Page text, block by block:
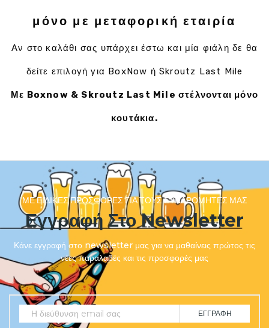
μόνο με μεταφορική εταιρία
Αν στο καλάθι σας υπάρχει έστω και μία φιάλη δε θα
δείτε επιλογή για BoxNow ή Skroutz Last Mile
Με Boxnow & Skroutz Last Mile στέλνονται μόνο
κουτάκια.
ΜΕ ΕΙΔΙΚΈΣ ΠΡΟΣΦΟΡΈΣ ΓΙΑ ΤΟΥΣ ΣΥΝΔΡΟΜΗΤΈΣ ΜΑΣ
Εγγραφή Στο Newsletter
Κάνε εγγραφή στο newsletter μας για να μαθαίνεις πρώτος τις
νέες παραλαβές και τις προσφορές μας
ΕΓΓΡΑΦΉ